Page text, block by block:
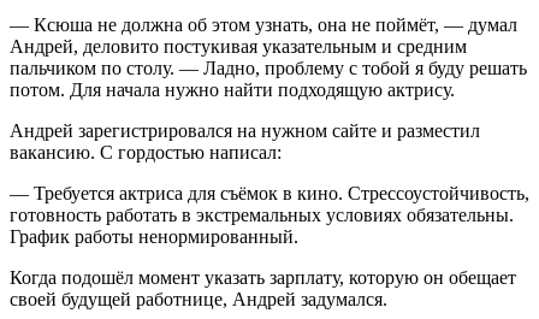
— Ксюша не должна об этом узнать, она не поймёт, — думал
Андрей, деловито постукивая указательным и средним
пальчиком по столу. — Ладно, проблему с тобой я буду решать
потом. Для начала нужно найти подходящую актрису.
Андрей зарегистрировался на нужном сайте и разместил
вакансию. С гордостью написал:
— Требуется актриса для съёмок в кино. Стрессоустойчивость,
готовность работать в экстремальных условиях обязательны.
График работы ненормированный.
Когда подошёл момент указать зарплату, которую он обещает
своей будущей работнице, Андрей задумался.